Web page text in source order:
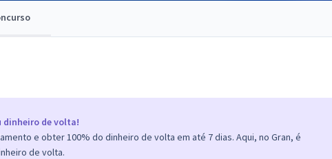
de volta!
e obter 100% do dinheiro de volta em até 7 dias. Aqui, no Gran, é
de volta.